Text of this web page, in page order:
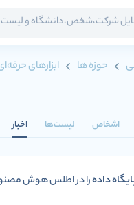
حوزه ها ابزارهای
اشخاص لیست‌ها اخبار
دادهرا در اطلس هوش